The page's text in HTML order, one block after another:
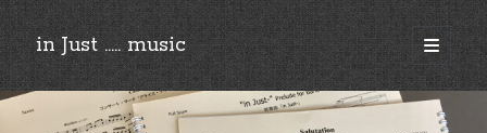
in Just ..... music
open
primary
menu
Sidebar
©︎2018-2025 by Ken’ichi MASAKADO, All rights reserved.